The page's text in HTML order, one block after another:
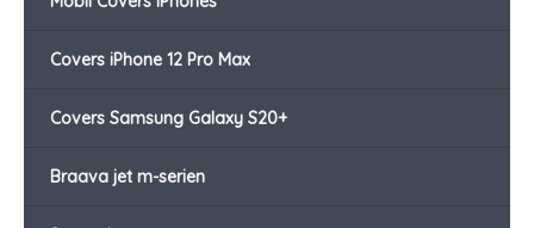
Covers iPhone 12 Pro Max
Covers Samsung Galaxy S20+
Braava jet m-serien